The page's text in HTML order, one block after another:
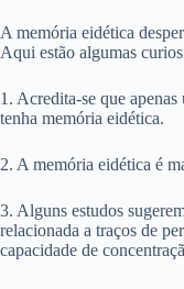
A memória eidética
Aqui estão algumas
1. Acredita-se que
tenha memória eidética.
2. A memória eidética é
3. Alguns estudos
relacionada a traços de
capacidade de